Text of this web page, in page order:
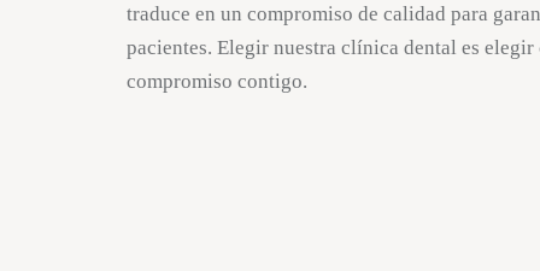
traduce en un compromiso de calidad para
pacientes. Elegir nuestra clínica dental es elegir
compromiso contigo.